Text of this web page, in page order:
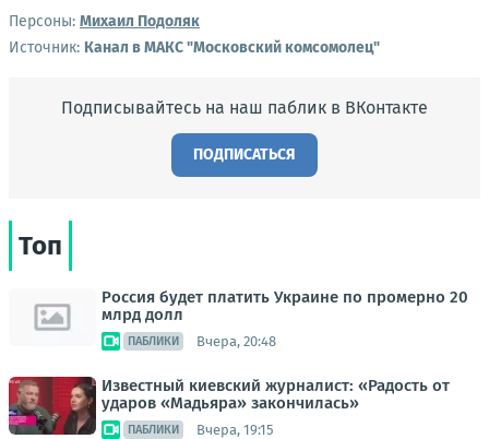
Персоны: Михаил Подоляк
Источник: Канал в МАКС "Московский комсомолец"
Подписывайтесь на наш паблик в ВКонтакте
ПОДПИСАТЬСЯ
Топ
Россия будет платить Украине по промерно 20
млрд долл
ПАБЛИКИ Вчера, 20:48
Известный киевский журналист: «Радость от
ударов «Мадьяра» закончилась»
ПАБЛИКИ Вчера, 19:15